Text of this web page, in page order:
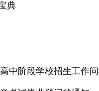
典
中阶段学校招生工作